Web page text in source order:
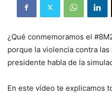
¿Qué conmemoramos el
porque la violencia contra
presidente habla de la
En este vídeo te explicamos